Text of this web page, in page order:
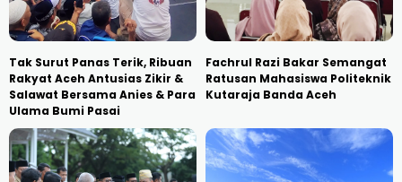
Tak Surut Panas Terik, Ribuan
Rakyat Aceh Antusias Zikir &
Salawat Bersama Anies & Para
Ulama Bumi Pasai
Fachrul Razi Bakar Semangat
Ratusan Mahasiswa Politeknik
Kutaraja Banda Aceh